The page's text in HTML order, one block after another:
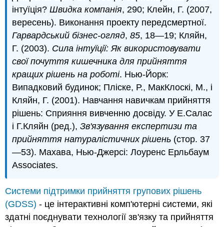
інтуїція?Швидка компанія, 290; Клейн, Г. (2007,
вересень). Виконання проекту передсмертної.
Гарвардський бізнес-огляд,85, 18—19; Кляйн,
Г. (2003). Сила інтуїції: Як використовувати
свої почуття кишечника для прийняття
кращих рішень на роботі. Нью-Йорк:
Випадковий будинок; Пліске, Р., МакКлоскі, М., і
Кляйн, Г. (2001). Навчання навичкам прийняття
рішень: Сприяння вивченню досвіду. У Е.Салас
і Г.Кляйн (ред.),Зв'язування експертизи та
прийняття натуралістичних рішень (стор. 37
—53). Махава, Нью-Джерсі: Лоуренс Ерльбаум
Associates.
Системи підтримки прийняття групових рішень
(GDSS) - це інтерактивні комп'ютерні системи, які
здатні поєднувати технології зв'язку та прийняття